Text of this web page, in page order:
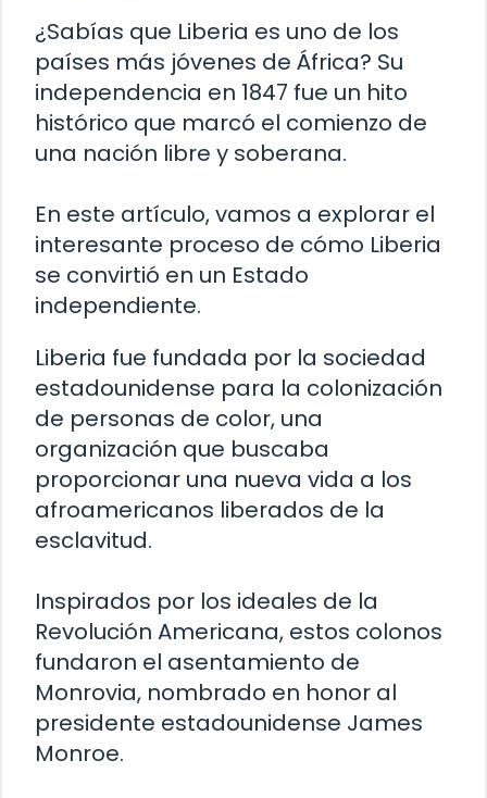
¿Sabías que Liberia es uno de los
países más jóvenes de África? Su
independencia en 1847 fue un hito
histórico que marcó el comienzo de
una nación libre y soberana.
En este artículo, vamos a explorar el
interesante proceso de cómo Liberia
se convirtió en un Estado
independiente.
Liberia fue fundada por la sociedad
estadounidense para la colonización
de personas de color, una
organización que buscaba
proporcionar una nueva vida a los
afroamericanos liberados de la
esclavitud.
Inspirados por los ideales de la
Revolución Americana, estos colonos
fundaron el asentamiento de
Monrovia, nombrado en honor al
presidente estadounidense James
Monroe.